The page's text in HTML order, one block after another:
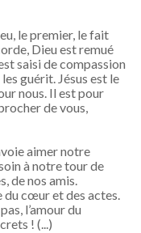
le premier, le fait
Dieu est remué
saisi de compassion
guérit. Jésus est le
nous. Il est pour
de vous,
aimer notre
à notre tour de
de nos amis.
du cœur et des actes.
l’amour du
! (...)